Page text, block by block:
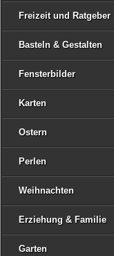
Freizeit und Ratgeber
Basteln & Gestalten
Fensterbilder
Karten
Ostern
Perlen
Weihnachten
Erziehung & Familie
Garten